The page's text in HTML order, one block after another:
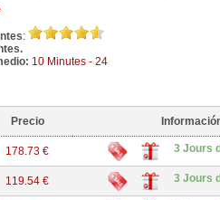
:
10 Minutes - 24
Precio
178.73 € 3 Jours
119.54 € 3 Jours